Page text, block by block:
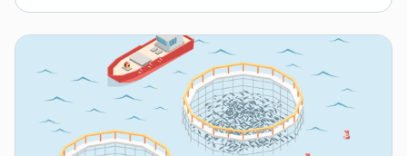
Bruk av legemidler i fiskeoppdrett i 2025